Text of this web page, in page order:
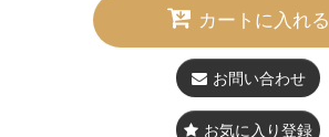
カートに入れる
お問い合わせ
お気に入り登録